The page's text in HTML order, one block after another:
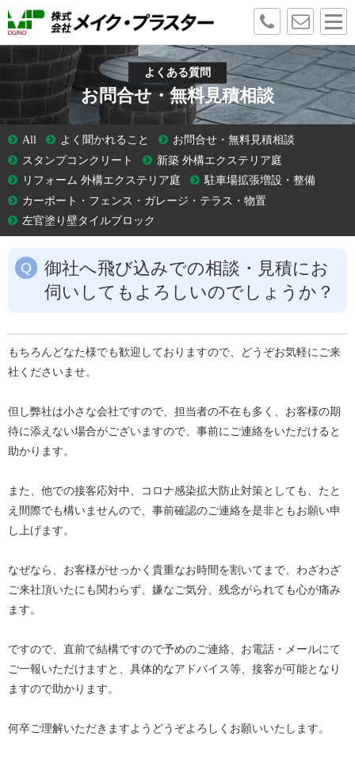
よくある質問
お問合せ・無料見積相談
All よく聞かれること
お問合せ・無料見積相談
スタンプコンクリート
新築 外構エクステリア庭
リフォーム 外構エクステリア庭
駐車場拡張増設・整備
カーポート・フェンス・ガレージ・テラス・物置
左官塗り壁タイルブロック
御社へ飛び込みでの相談・見積にお
伺いしてもよろしいのでしょうか？
もちろんどなた様でも歓迎しておりますので、どうぞお気軽にご来
社くださいませ。
但し弊社は小さな会社ですので、担当者の不在も多く、お客様の期
待に添えない場合がございますので、事前にご連絡をいただけると
助かります。
また、他での接客応対中、コロナ感染拡大防止対策としても、たと
え間際でも構いませんので、事前確認のご連絡を是非ともお願い申
し上げます。
なぜなら、お客様がせっかく貴重なお時間を割いてまで、わざわざ
ご来社頂いたにも関わらず、嫌なご気分、残念がられても心が痛み
ます。
ですので、直前で結構ですので予めのご連絡、お電話・メールにて
ご一報いただけますと、具体的なアドバイス等、接客が可能となり
ますので助かります。
何卒ご理解いただきますようどうぞよろしくお願いいたします。